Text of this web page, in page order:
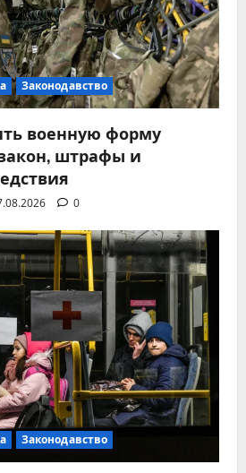
Законодавство
военную форму
штрафы и
0
Законодавство